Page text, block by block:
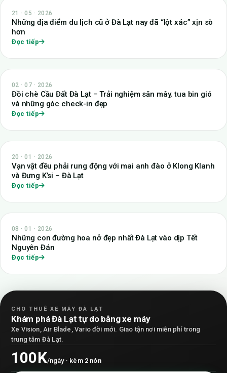
21 · 05 · 2026
Những địa điểm du lịch cũ ở Đà Lạt nay đã “lột xác” xịn sò
hơn
Đọc tiếp
02 · 07 · 2026
Đồi chè Cầu Đất Đà Lạt – Trải nghiệm săn mây, tua bin gió
và những góc check-in đẹp
Đọc tiếp
20 · 01 · 2026
Vạn vật đều phải rung động với mai anh đào ở Klong Klanh
và Đưng K’si – Đà Lạt
Đọc tiếp
08 · 01 · 2026
Những con đường hoa nở đẹp nhất Đà Lạt vào dịp Tết
Nguyên Đán
Đọc tiếp
CHO THUÊ XE MÁY ĐÀ LẠT
Khám phá Đà Lạt tự do bằng xe máy
Xe Vision, Air Blade, Vario đời mới. Giao tận nơi miễn phí trong
trung tâm Đà Lạt.
100K/ngày · kèm 2 nón